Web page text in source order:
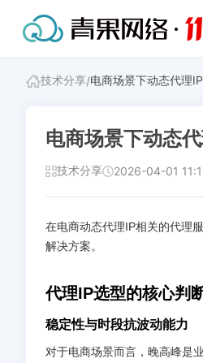
技术分享/电商场景下动态代理
电商场景下动态
技术分享 2026-04-01
在电商动态代理IP相关的代理
解决方案。
代理IP选型的核心判
稳定性与时段抗波动能力
对于电商场景而言，晚高峰是